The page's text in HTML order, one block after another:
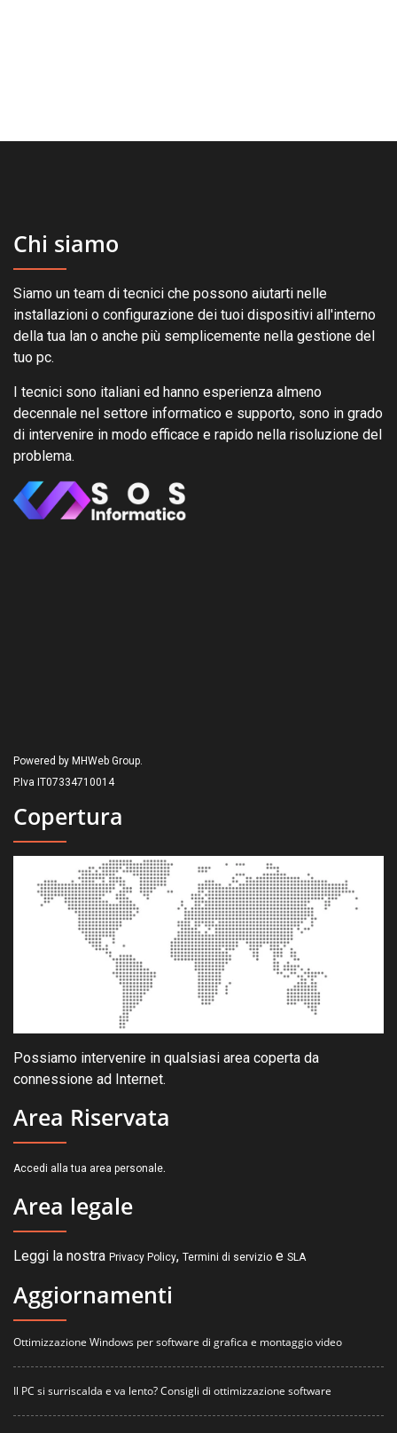
Chi siamo
Siamo un team di tecnici che possono aiutarti nelle
installazioni o configurazione dei tuoi dispositivi all'interno
della tua lan o anche più semplicemente nella gestione del
tuo pc.
I tecnici sono italiani ed hanno esperienza almeno
decennale nel settore informatico e supporto, sono in grado
di intervenire in modo efficace e rapido nella risoluzione del
problema.
Powered by MHWeb Group.
P.Iva IT07334710014
Copertura
Possiamo intervenire in qualsiasi area coperta da
connessione ad Internet.
Area Riservata
Accedi alla tua area personale.
Area legale
Leggi la nostra Privacy Policy, Termini di servizio e SLA
Aggiornamenti
Ottimizzazione Windows per software di grafica e montaggio video
Il PC si surriscalda e va lento? Consigli di ottimizzazione software